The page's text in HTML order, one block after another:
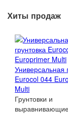
Хиты продаж
Универсальная
Eurocol 044
Multi
Грунтовки и